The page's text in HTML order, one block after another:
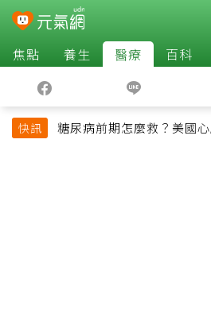
焦點 養生 醫療 百科
快訊
糖尿病前期怎麼救？美國